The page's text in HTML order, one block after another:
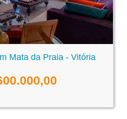
Mata da Praia - Vitória